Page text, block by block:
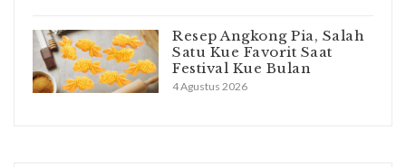
Resep Angkong Pia, Salah
Satu Kue Favorit Saat
Festival Kue Bulan
4 Agustus 2026